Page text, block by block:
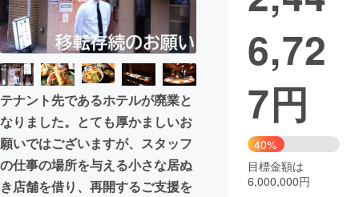
ビジネス・起業 チャレンジ
まちづくり・地域活性化
CAMPFIRE for Social Good
CAMPFIRE Creation
CAMPFIREふるさと納税machi-ya コミュニティ
テナント先であるホテルが廃業と
なりました。とても厚かましいお
願いではございますが、スタッフ
の仕事の場所を与える小さな居ぬ
き店舗を借り、再開するご支援を
6,72
7円
40%
目標金額は
6,000,000円